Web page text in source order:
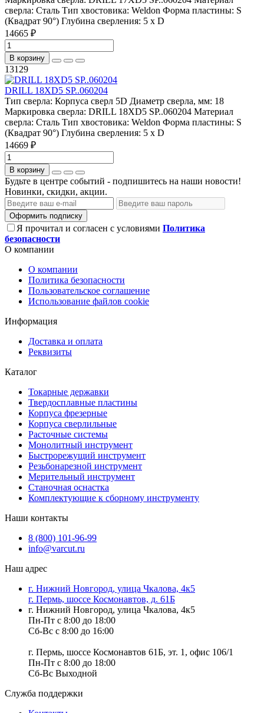
сверла: Сталь Тип хвостовика: Weldon Форма пластины: S
(Квадрат 90°) Глубина сверления: 5 x D
14665 ₽
В корзину
13129
DRILL 18XD5 SP..060204
Тип сверла: Корпуса сверл 5D Диаметр сверла, мм: 18
Маркировка сверла: DRILL 18XD5 SP..060204 Материал
сверла: Сталь Тип хвостовика: Weldon Форма пластины: S
(Квадрат 90°) Глубина сверления: 5 x D
14669 ₽
В корзину
Будьте в центре событий - подпишитесь на наши новости!
Новинки, скидки, акции.
Оформить подписку
Я прочитал и согласен с условиями Политика
безопасности
О компании
О компании
Политика безопасности
Пользовательское соглашение
Использование файлов cookie
Информация
Доставка и оплата
Реквизиты
Каталог
Токарные державки
Твердосплавные пластины
Корпуса фрезерные
Корпуса сверлильные
Расточные системы
Монолитный инструмент
Быстрорежущий инструмент
Резьбонарезной инструмент
Мерительный инструмент
Станочная оснастка
Комплектующие к сборному инструменту
Наши контакты
8 (800) 101-96-99
info@varcut.ru
Наш адрес
г. Нижний Новгород, улица Чкалова, 4к5
г. Пермь, шоссе Космонавтов, д. 61Б
г. Нижний Новгород, улица Чкалова, 4к5
Пн-Пт с 8:00 до 18:00
Сб-Вс с 8:00 до 16:00
г. Пермь, шоссе Космонавтов 61Б, эт. 1, офис 106/1
Пн-Пт с 8:00 до 18:00
Сб-Вс Выходной
Служба поддержки